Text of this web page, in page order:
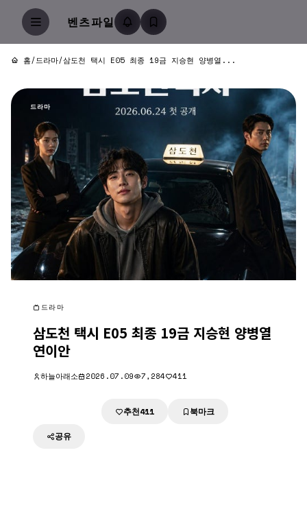
벤츠파일
홈/드라마/삼도천 택시 E05 최종 19금 지승현 양병열...
드라마
드라마
삼도천 택시 E05 최종 19금 지승현 양병열
연이안
하늘아래소 2026.07.09 7,284 411
추천411 북마크
공유